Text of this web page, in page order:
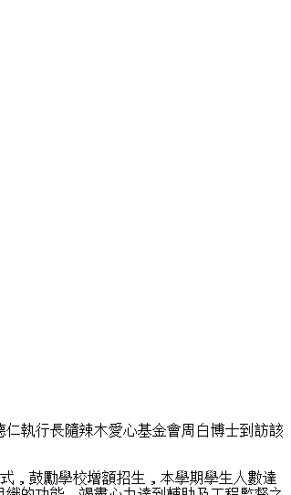
執行長隨辣木愛心基金會周白博士到訪該
，鼓勵學校增額招生，本學期學生人數達